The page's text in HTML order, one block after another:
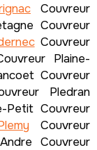
Couvreur
Couvreur
Couvreur
Plaine-
Couvreur
Pledran
Petit Couvreur
Couvreur
Couvreur